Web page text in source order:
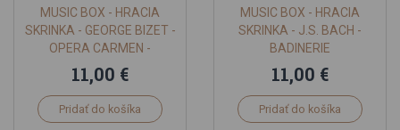
MUSIC BOX - HRACIA
SKRINKA - GEORGE BIZET -
OPERA CARMEN -
HABANERA
11,00 €
Pridať do košíka
MUSIC BOX - HRACIA
SKRINKA - J.S. BACH -
BADINERIE
11,00 €
Pridať do košíka